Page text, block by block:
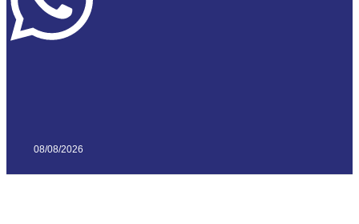
08/08/2026